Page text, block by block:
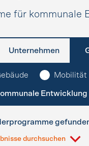
für kommunale
Unternehmen
Mobilität
Entwicklung
durchsuchen